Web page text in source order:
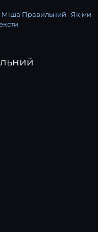
Міша Правильний · Як ми